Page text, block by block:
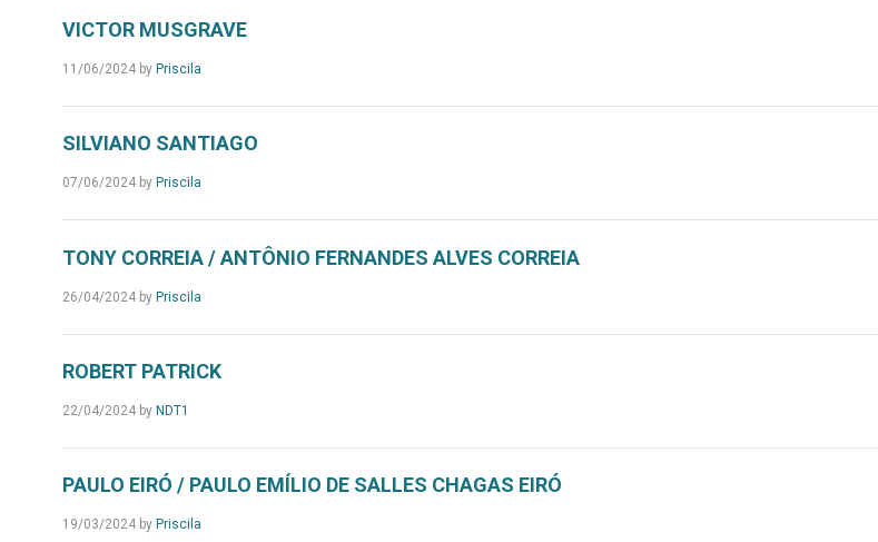
VICTOR MUSGRAVE
11/06/2024 by Priscila
SILVIANO SANTIAGO
07/06/2024 by Priscila
TONY CORREIA / ANTÔNIO FERNANDES ALVES CORREIA
26/04/2024 by Priscila
ROBERT PATRICK
22/04/2024 by NDT1
PAULO EIRÓ / PAULO EMÍLIO DE SALLES CHAGAS EIRÓ
19/03/2024 by Priscila